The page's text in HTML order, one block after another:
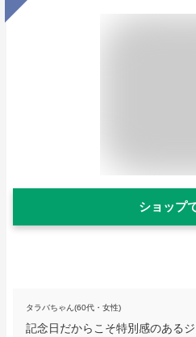
ショップ
タラバちゃん(60代・女性)
記念日だからこそ特別感のある